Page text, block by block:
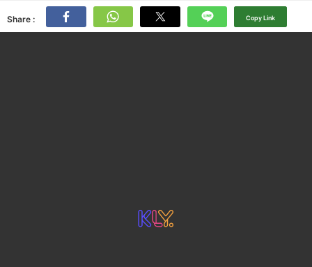
Share : Copy Link